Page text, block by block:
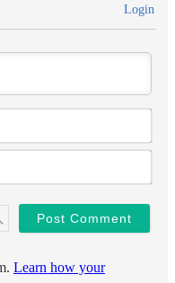
Login
Learn how your